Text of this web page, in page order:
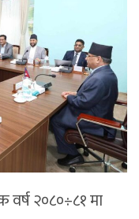
२०८०÷८१ मा